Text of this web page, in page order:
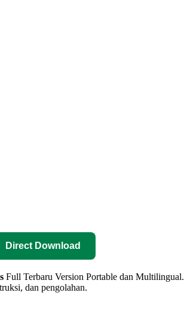
Direct Download
Full Terbaru Version Portable dan Multilingual.
dan pengolahan.